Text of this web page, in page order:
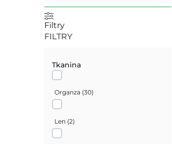
Filtry
FILTRY
Tkanina
Organza (30)
Len (2)